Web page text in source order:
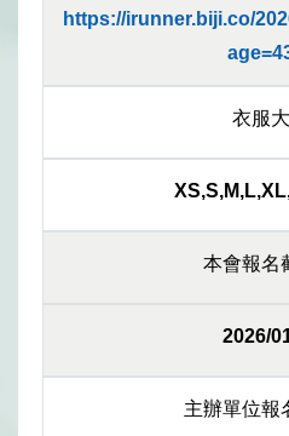
https://irunner.biji.co/
衣服
本會報名
2026/
主辦單位報